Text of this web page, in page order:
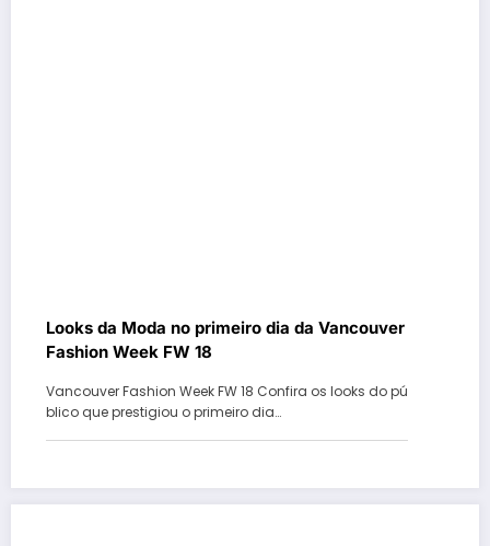
Looks da Moda no primeiro dia da Vancouver
Fashion Week FW 18
Vancouver Fashion Week FW 18 Confira os looks do pú
blico que prestigiou o primeiro dia…